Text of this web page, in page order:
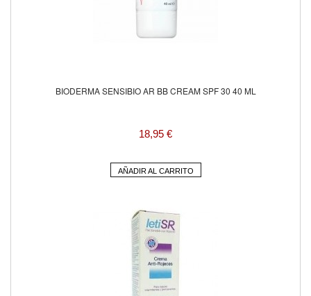
BIODERMA SENSIBIO AR BB CREAM SPF 30 40 ML
18,95 €
AÑADIR AL CARRITO